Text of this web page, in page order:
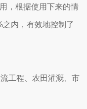
，根据使用下来的情
内，有效地控制了
工程、农田灌溉、市